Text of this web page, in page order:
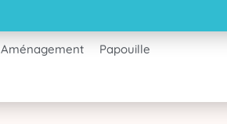
Aménagement Papouille